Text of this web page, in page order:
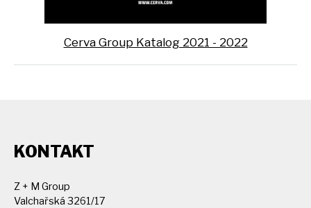
Cerva Group Katalog 2021 - 2022
KONTAKT
Z + M Group
Valchařská 3261/17